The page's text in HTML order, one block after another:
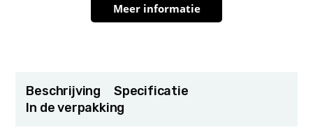
Meer informatie
Beschrijving
Specificatie
In de verpakking